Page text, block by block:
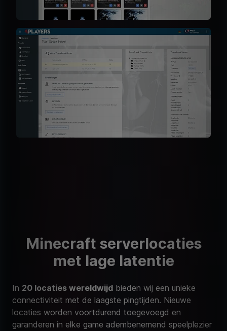
Minecraft serverlocaties
met lage latentie
In 20 locaties wereldwijd bieden wij een unieke
connectiviteit met de laagste pingtijden. Nieuwe
locaties worden voortdurend toegevoegd en
garanderen in elke game adembenemend speelplezier